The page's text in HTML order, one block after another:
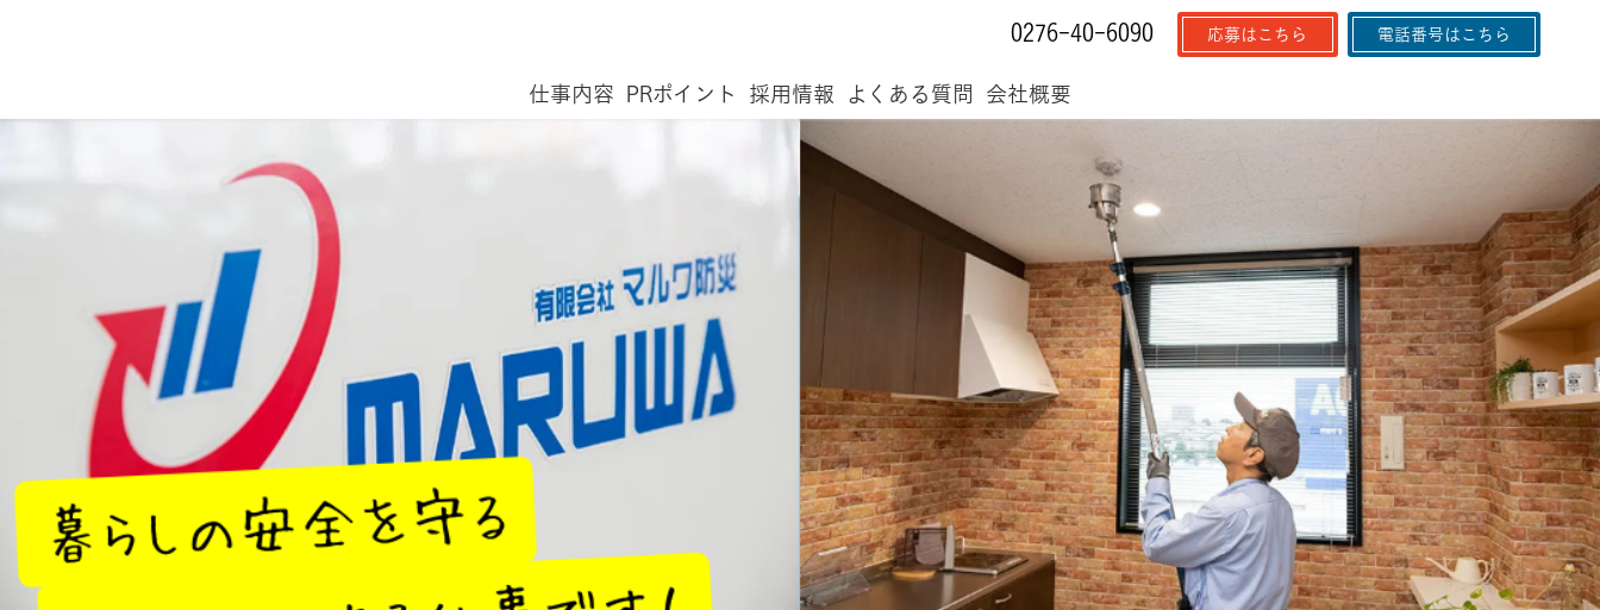
0276-40-6090 応募はこちら 電話番号はこちら
仕事内容 PRポイント 採用情報 よくある質問 会社概要